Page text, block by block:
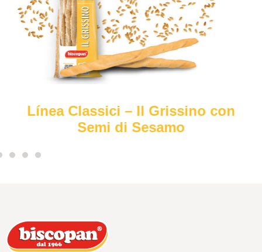
Línea Classici – Il Grissino con
Semi di Sesamo